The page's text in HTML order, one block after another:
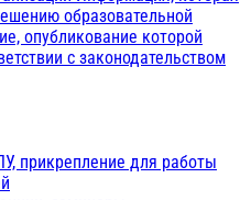
образовательной
опубликование которой
с законодательством
прикрепление для работы